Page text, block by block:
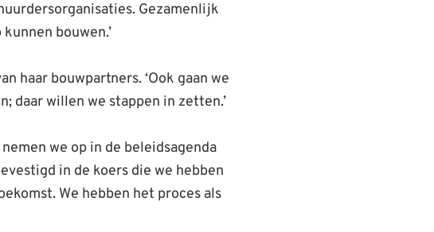
Gezamenlijk
bouwen.’
haar bouwpartners. ‘Ook gaan we
daar willen we stappen in zetten.’
we op in de beleidsagenda
in de koers die we hebben
We hebben het proces als